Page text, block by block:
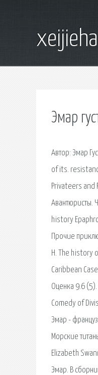
Эмар
Автор: Эмар
of its.
Privateers and
Авантюристы.
history
Прочие
H. The history
Caribbean
Оценка 9.6
Comedy of
Эмар -
Морские
Elizabeth
Эмар. В